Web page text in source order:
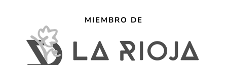
MIEMBRO DE